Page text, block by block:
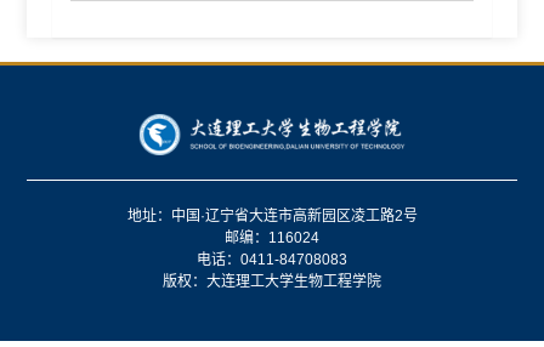
地址：中国·辽宁省大连市高新园区凌工路2号
邮编：116024
电话：0411-84708083
版权：大连理工大学生物工程学院